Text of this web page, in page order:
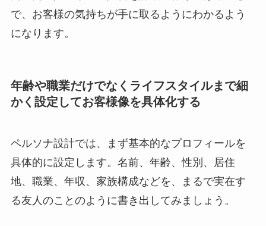
で、お客様の気持ちが手に取るようにわかるよう
になります。
年齢や職業だけでなくライフスタイルまで細
かく設定してお客様像を具体化する
ペルソナ設計では、まず基本的なプロフィールを
具体的に設定します。名前、年齢、性別、居住
地、職業、年収、家族構成などを、まるで実在す
る友人のことのように書き出してみましょう。